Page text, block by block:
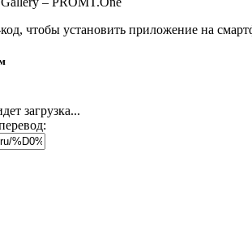
чтобы установить приложение на
загрузка...